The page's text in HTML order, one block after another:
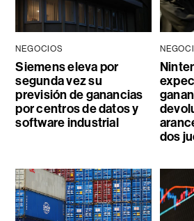
NEGOCIOS
Siemens eleva por
segunda vez su
previsión de ganancias
por centros de datos y
software industrial
dos